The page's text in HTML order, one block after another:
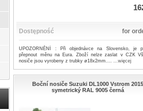
Dostępność for
UPOZORNĚNÍ : Při objednávce na Slovensko, je
přepnout měnu na Eura. Zboží nelze zaslat v CZK
nosiče jsou vyrobeny z trubky ø18x2mm.......więcej
Boční nosiče Suzuki DL1000 Vstrom 2015
symetrický RAL 9005 černá